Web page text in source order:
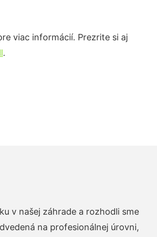
viac informácií. Prezrite si aj
.
v našej záhrade a rozhodli sme
na profesionálnej úrovni,